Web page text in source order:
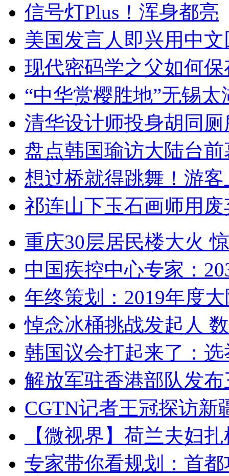
信号灯Plus！浑身都亮
美国发言人即兴用中
现代密码学之父如何
“中华赏樱胜地”无锡
清华设计师投身胡同
盘点韩国瑜访大陆台
想过桥就得跳舞！游客
祁连山下玉石画师用
重庆30层居民楼大火
中国疾控中心专家：
年终策划：2019年度
悼念冰桶挑战发起人
韩国议会打起来了：
解放军驻香港部队发
CGTN记者王冠探访新
【微视界】荷兰夫妇
专家带你看规划：首